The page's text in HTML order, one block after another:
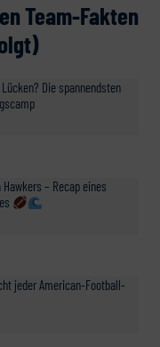
Die spannendsten
– Recap eines
jeder American-Football-
Team-Fakten